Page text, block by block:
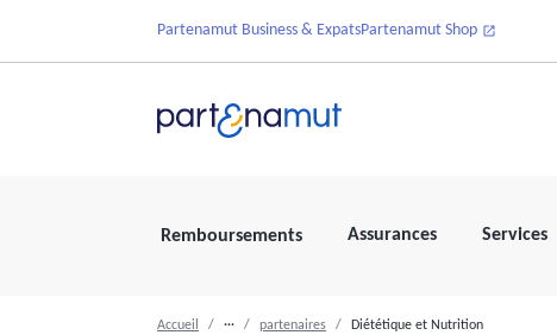
Partenamut Business & ExpatsPartenamut Shop
Remboursements Assurances Services
Accueil ··· partenaires Diététique et Nutrition